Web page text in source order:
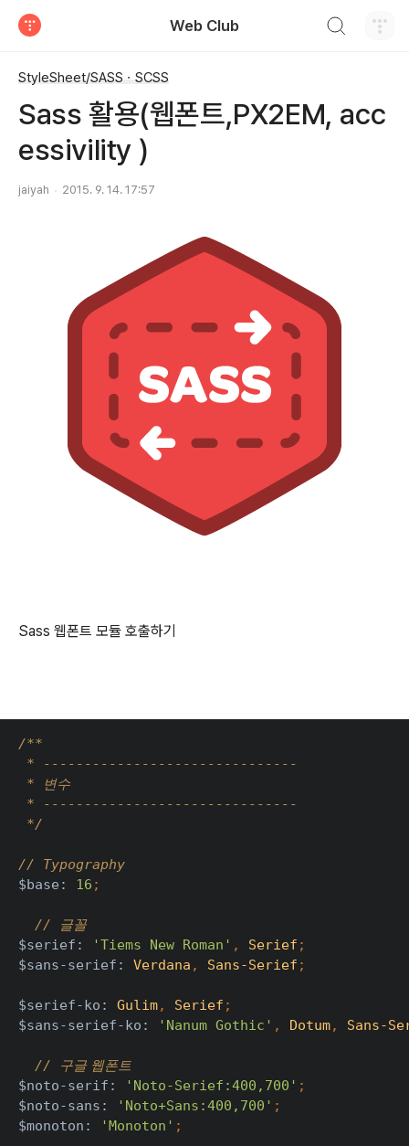
Web Club
StyleSheet/SASSㆍSCSS
Sass 활용(웹폰트,PX2EM, acc
essivility )
jaiyah 2015. 9. 14. 17:57
Sass 웹폰트 모듈 호출하기
/**
* -------------------------------
*
변수
* -------------------------------
*/
// Typography
$base: 16 ;
// 글꼴
$serief: 'Tiems New Roman' , Serief ;
$sans-serief: Verdana , Sans-Serief ;
$serief-ko: Gulim, Serief ;
$sans-serief-ko:
'Nanum Gothic' , Dotum, Sans-
// 구글 웹폰트
$noto-serif: 'Noto-Serief:400,700' ;
$noto-sans:
'Noto+Sans:400,700' ;
$monoton:
'Monoton' ;